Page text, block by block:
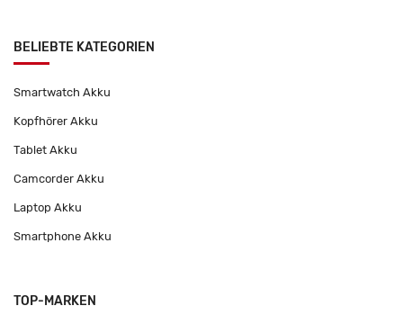
BELIEBTE KATEGORIEN
Smartwatch Akku
Kopfhörer Akku
Tablet Akku
Camcorder Akku
Laptop Akku
Smartphone Akku
TOP-MARKEN